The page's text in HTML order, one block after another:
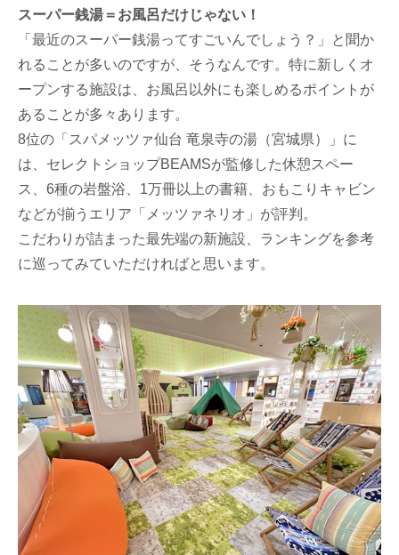
スーパー銭湯＝お風呂だけじゃない！
「最近のスーパー銭湯ってすごいんでしょう？」と聞か
れることが多いのですが、そうなんです。特に新しくオ
ープンする施設は、お風呂以外にも楽しめるポイントが
あることが多々あります。
8位の「スパメッツァ仙台 竜泉寺の湯（宮城県）」に
は、セレクトショップBEAMSが監修した休憩スペー
ス、6種の岩盤浴、1万冊以上の書籍、おもこりキャビン
などが揃うエリア「メッツァネリオ」が評判。
こだわりが詰まった最先端の新施設、ランキングを参考
に巡ってみていただければと思います。